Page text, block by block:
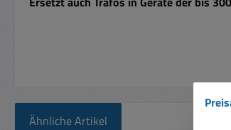
Ähnliche Artikel